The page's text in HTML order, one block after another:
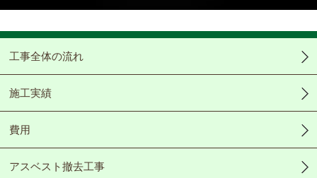
Video
工事全体の流れ
施工実績
費用
アスベスト撤去工事